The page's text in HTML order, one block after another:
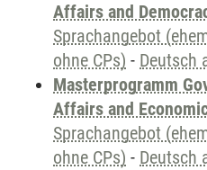
Affairs and
Sprachangebot
ohne CPs) - Deutsch
Masterprogramm
Affairs and
Sprachangebot
ohne CPs) - Deutsch